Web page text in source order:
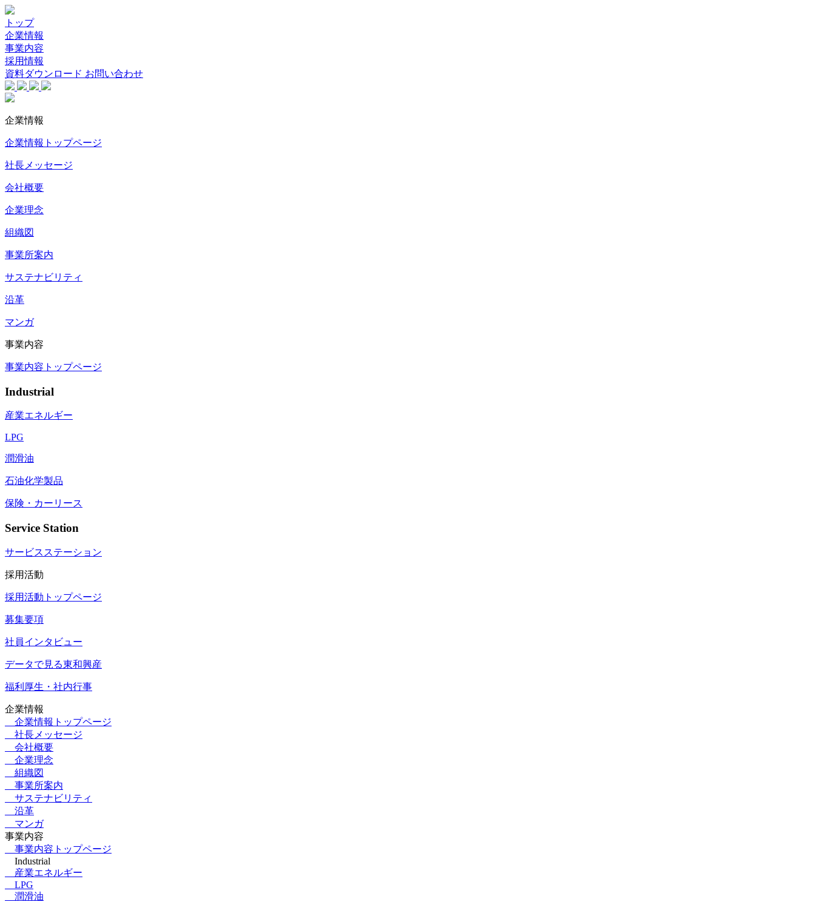
トップ
企業情報
事業内容
採用情報
資料ダウンロード お問い合わせ
企業情報
企業情報トップページ
社長メッセージ
会社概要
企業理念
組織図
事業所案内
サステナビリティ
沿革
マンガ
事業内容
事業内容トップページ
Industrial
産業エネルギー
LPG
潤滑油
石油化学製品
保険・カーリース
Service Station
サービスステーション
採用活動
採用活動トップページ
募集要項
社員インタビュー
データで見る東和興産
福利厚生・社内行事
企業情報
企業情報トップページ
社長メッセージ
会社概要
企業理念
組織図
事業所案内
サステナビリティ
沿革
マンガ
事業内容
事業内容トップページ
Industrial
産業エネルギー
LPG
潤滑油